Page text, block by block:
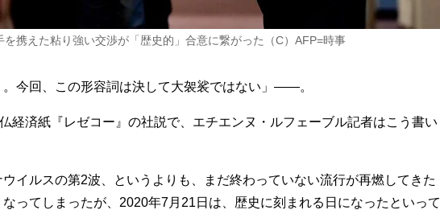
を携えた粘り強い交渉が「歴史的」合意に繋がった（C）AFP=時事
。今回、この形容詞は決して大袈裟ではない」――。
経済紙『レゼコー』の社説で、エチエンヌ・ルフェーブル記者はこう書い
イルスの第2波、というよりも、まだ終わっていない流行が再燃してきた
ってしまったが、2020年7月21日は、歴史に刻まれる日になったといって